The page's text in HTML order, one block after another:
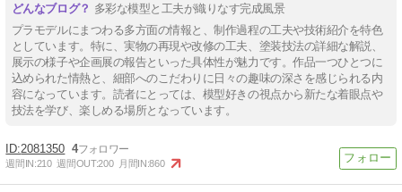
多彩な模型と工夫が織りなす完成風景
プラモデルにまつわる多方面の情報と、制作過程の工夫や技術紹介を特色
としています。特に、実物の再現や改修の工夫、塗装技法の詳細な解説、
展示の様子や企画展の報告といった具体性が魅力です。作品一つひとつに
込められた情熱と、細部へのこだわりに日々の趣味の深さを感じられる内
容になっています。読者にとっては、模型好きの視点から新たな着眼点や
技法を学び、楽しめる場所となっています。
2081350 4
週間IN:210 週間OUT:200 月間IN:860